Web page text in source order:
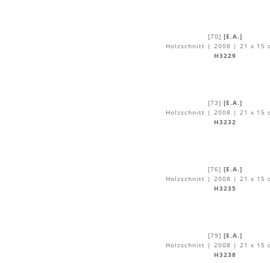
[70] [E.A.]
Holzschnitt | 2008 | 21 x 15
H3229
[73] [E.A.]
Holzschnitt | 2008 | 21 x 15
H3232
[76] [E.A.]
Holzschnitt | 2008 | 21 x 15
H3235
[79] [E.A.]
Holzschnitt | 2008 | 21 x 15
H3238